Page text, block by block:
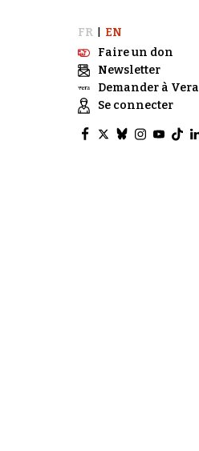
FR
EN
Faire un don
Newsletter
Demander à Vera
Se connecter